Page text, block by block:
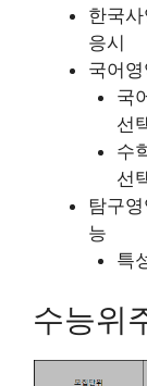
한국
응시
국어
국
선
수
선
탐구
능
특
수능위